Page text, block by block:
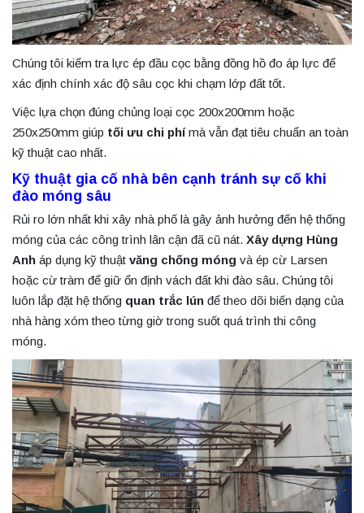
Chúng tôi kiểm tra lực ép đầu cọc bằng đồng hồ đo áp lực để
xác định chính xác độ sâu cọc khi chạm lớp đất tốt.
Việc lựa chọn đúng chủng loại cọc 200x200mm hoặc
250x250mm giúp tối ưu chi phímà vẫn đạt tiêu chuẩn an toàn
kỹ thuật cao nhất.
Kỹ thuật gia cố nhà bên cạnh tránh sự cố khi
đào móng sâu
Rủi ro lớn nhất khi xây nhà phố là gây ảnh hưởng đến hệ thống
móng của các công trình lân cận đã cũ nát. Xây dựng Hùng
Anh áp dụng kỹ thuật văng chống móng và ép cừ Larsen
hoặc cừ tràm để giữ ổn định vách đất khi đào sâu. Chúng tôi
luôn lắp đặt hệ thống quan trắc lún để theo dõi biến dạng của
nhà hàng xóm theo từng giờ trong suốt quá trình thi công
móng.